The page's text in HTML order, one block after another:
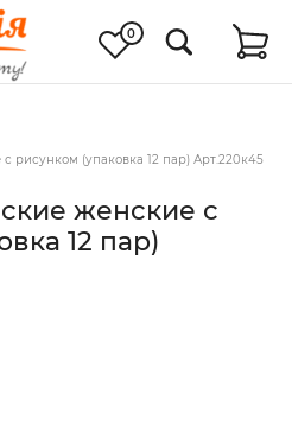
0
рисунком (упаковка 12 пар) Арт.220к45
женские с
12 пар)